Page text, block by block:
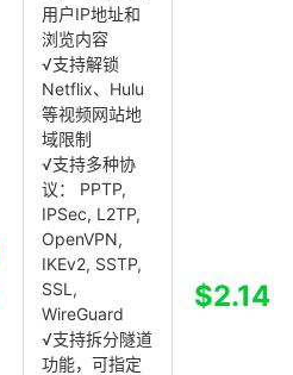
用户IP地址和
浏览内容
√支持解锁
Netflix、Hulu
等视频网站地
域限制
√支持多种协
议： PPTP,
IPSec, L2TP,
OpenVPN,
IKEv2, SSTP,
SSL,
WireGuard
√支持拆分隧道
功能，可指定
$2.14